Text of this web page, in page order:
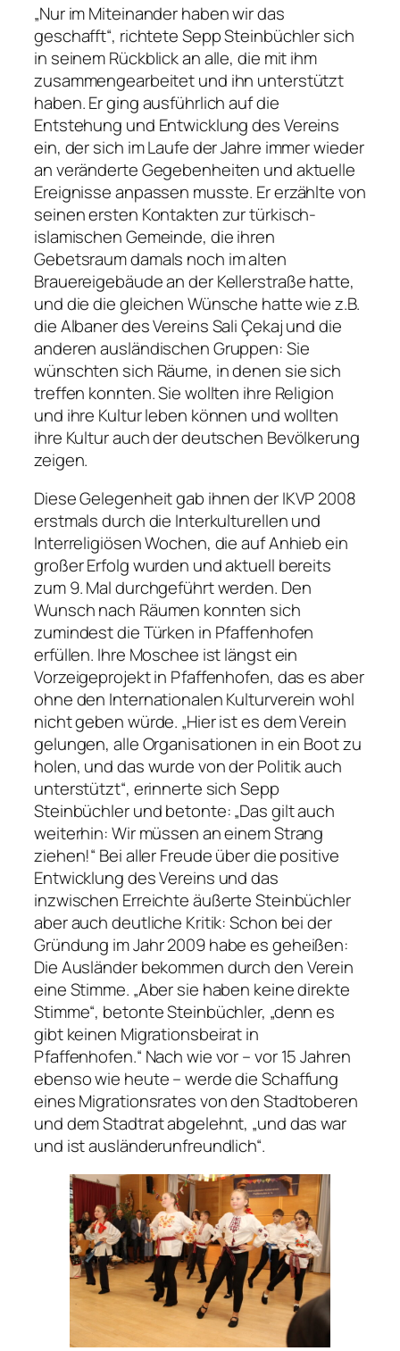
„Nur im Miteinander haben wir das
geschafft“, richtete Sepp Steinbüchler sich
in seinem Rückblick an alle, die mit ihm
zusammengearbeitet und ihn unterstützt
haben. Er ging ausführlich auf die
Entstehung und Entwicklung des Vereins
ein, der sich im Laufe der Jahre immer wieder
an veränderte Gegebenheiten und aktuelle
Ereignisse anpassen musste. Er erzählte von
seinen ersten Kontakten zur türkisch-
islamischen Gemeinde, die ihren
Gebetsraum damals noch im alten
Brauereigebäude an der Kellerstraße hatte,
und die die gleichen Wünsche hatte wie z.B.
die Albaner des Vereins Sali Çekaj und die
anderen ausländischen Gruppen: Sie
wünschten sich Räume, in denen sie sich
treffen konnten. Sie wollten ihre Religion
und ihre Kultur leben können und wollten
ihre Kultur auch der deutschen Bevölkerung
zeigen.
Diese Gelegenheit gab ihnen der IKVP 2008
erstmals durch die Interkulturellen und
Interreligiösen Wochen, die auf Anhieb ein
großer Erfolg wurden und aktuell bereits
zum 9. Mal durchgeführt werden. Den
Wunsch nach Räumen konnten sich
zumindest die Türken in Pfaffenhofen
erfüllen. Ihre Moschee ist längst ein
Vorzeigeprojekt in Pfaffenhofen, das es aber
ohne den Internationalen Kulturverein wohl
nicht geben würde. „Hier ist es dem Verein
gelungen, alle Organisationen in ein Boot zu
holen, und das wurde von der Politik auch
unterstützt“, erinnerte sich Sepp
Steinbüchler und betonte: „Das gilt auch
weiterhin: Wir müssen an einem Strang
ziehen!“ Bei aller Freude über die positive
Entwicklung des Vereins und das
inzwischen Erreichte äußerte Steinbüchler
aber auch deutliche Kritik: Schon bei der
Gründung im Jahr 2009 habe es geheißen:
Die Ausländer bekommen durch den Verein
eine Stimme. „Aber sie haben keine direkte
Stimme“, betonte Steinbüchler, „denn es
gibt keinen Migrationsbeirat in
Pfaffenhofen.“ Nach wie vor – vor 15 Jahren
ebenso wie heute – werde die Schaffung
eines Migrationsrates von den Stadtoberen
und dem Stadtrat abgelehnt, „und das war
und ist ausländerunfreundlich“.